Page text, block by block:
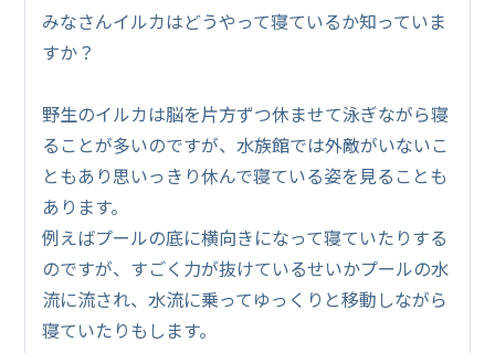
みなさんイルカはどうやって寝ているか知っていま
すか？
野生のイルカは脳を片方ずつ休ませて泳ぎながら寝
ることが多いのですが、水族館では外敵がいないこ
ともあり思いっきり休んで寝ている姿を見ることも
あります。
例えばプールの底に横向きになって寝ていたりする
のですが、すごく力が抜けているせいかプールの水
流に流され、水流に乗ってゆっくりと移動しながら
寝ていたりもします。